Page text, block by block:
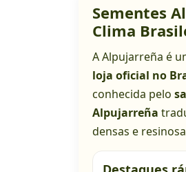
Sementes
Clima
A Alpujarreña é
loja oficial no
conhecida pelo
Alpujarreña
densas e